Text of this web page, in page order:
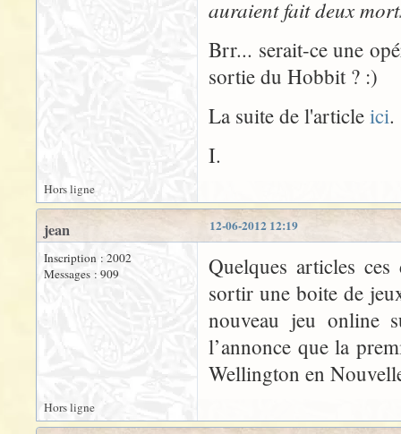
auraient fait deux
Brr... serait-ce une
sortie du Hobbit ? :)
La suite de l'article ici.
I.
Hors ligne
12-06-2012 12:19
jean
Inscription : 2002
Messages : 909
Quelques articles
sortir une boite de
nouveau jeu online
l’annonce que la
Wellington en
Hors ligne